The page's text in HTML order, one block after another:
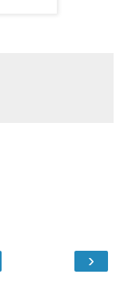
›